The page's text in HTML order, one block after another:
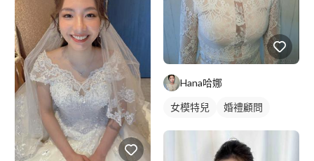
Hana哈娜
女模特兒 婚禮顧問